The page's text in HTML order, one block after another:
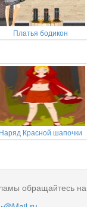
Платья бодикон
Наряд Красной шапочки
обращайтесь на